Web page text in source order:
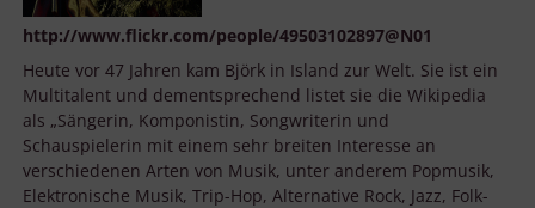
http://www.flickr.com/people/49503102897@N01
Heute vor 47 Jahren kam Björk in Island zur Welt. Sie ist ein
Multitalent und dementsprechend listet sie die Wikipedia
als „Sängerin, Komponistin, Songwriterin und
Schauspielerin mit einem sehr breiten Interesse an
verschiedenen Arten von Musik, unter anderem Popmusik,
Elektronische Musik, Trip-Hop, Alternative Rock, Jazz, Folk-